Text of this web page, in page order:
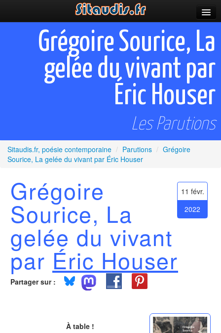
Parutions
Incitations
Poèmes et fictions
Prescriptions
Grégoire Sourice, La
gelée du vivant par
Éric Houser
Les Parutions
Sitaudis.fr, poésie contemporaine / Parutions / Grégoire
Sourice, La gelée du vivant par Éric Houser
11 févr.
2022
Grégoire
Sourice, La
gelée du vivant
par Éric Houser
Partager sur :
À table !